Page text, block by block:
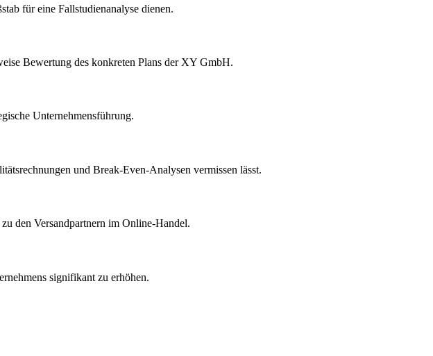
für eine Fallstudienanalyse dienen.
Bewertung des konkreten Plans der XY GmbH.
Unternehmensführung.
und Break-Even-Analysen vermissen lässt.
den Versandpartnern im Online-Handel.
signifikant zu erhöhen.